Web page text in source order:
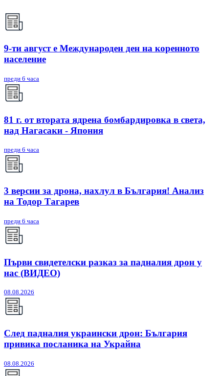
9-ти август е Международен ден на коренното
население
преди 6 часа
81 г. от втората ядрена бомбардировка в света,
над Нагасаки - Япония
преди 6 часа
3 версии за дрона, нахлул в България! Анализ
на Тодор Тагарев
преди 6 часа
Първи свидетелски разказ за падналия дрон у
нас (ВИДЕО)
08.08.2026
След падналия украински дрон: България
привика посланика на Украйна
08.08.2026